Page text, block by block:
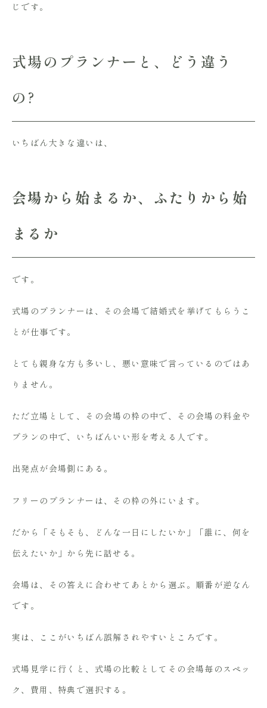
じです。
式場のプランナーと、どう違う
の?
いちばん大きな違いは、
会場から始まるか、ふたりから始
まるか
です。
式場のプランナーは、その会場で結婚式を挙げてもらうこ
とが仕事です。
とても親身な方も多いし、悪い意味で言っているのではあ
りません。
ただ立場として、その会場の枠の中で、その会場の料金や
プランの中で、いちばんいい形を考える人です。
出発点が会場側にある。
フリーのプランナーは、その枠の外にいます。
だから「そもそも、どんな一日にしたいか」「誰に、何を
伝えたいか」から先に話せる。
会場は、その答えに合わせてあとから選ぶ。順番が逆なん
です。
実は、ここがいちばん誤解されやすいところです。
式場見学に行くと、式場の比較としてその会場毎のスペッ
ク、費用、特典で選択する。